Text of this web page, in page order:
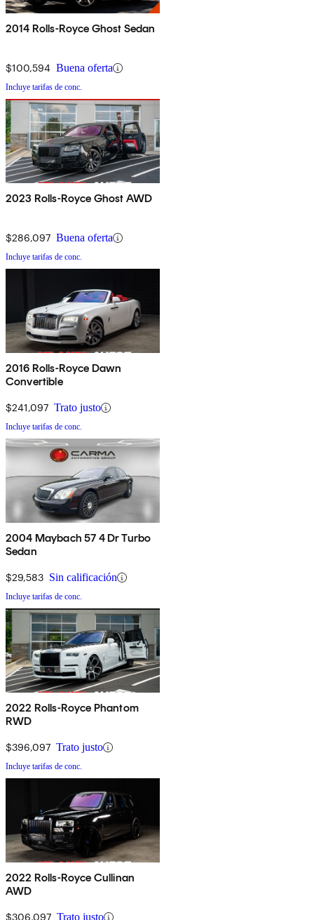
2014 Rolls-Royce Ghost Sedan
$100,594 Buena oferta
Incluye tarifas de conc.
2023 Rolls-Royce Ghost AWD
$286,097 Buena oferta
Incluye tarifas de conc.
2016 Rolls-Royce Dawn
Convertible
$241,097 Trato justo
Incluye tarifas de conc.
2004 Maybach 57 4 Dr Turbo
Sedan
$29,583 Sin calificación
Incluye tarifas de conc.
2022 Rolls-Royce Phantom
RWD
$396,097 Trato justo
Incluye tarifas de conc.
2022 Rolls-Royce Cullinan
AWD
$306,097 Trato justo